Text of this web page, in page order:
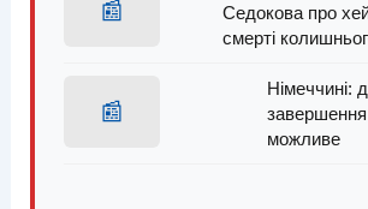
📰
Седокова про
смерті
📰
Німеччині:
завершення
можливе